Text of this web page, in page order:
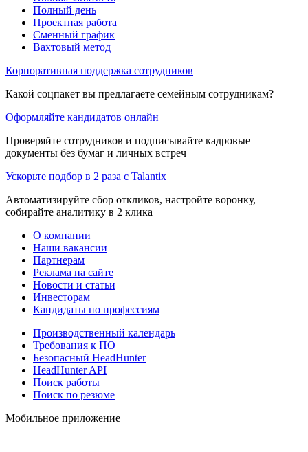
Полный день
Проектная работа
Сменный график
Вахтовый метод
Корпоративная поддержка сотрудников
Какой соцпакет вы предлагаете семейным сотрудникам?
Оформляйте кандидатов онлайн
Проверяйте сотрудников и подписывайте кадровые
документы без бумаг и личных встреч
Ускорьте подбор в 2 раза с Talantix
Автоматизируйте сбор откликов, настройте воронку,
собирайте аналитику в 2 клика
О компании
Наши вакансии
Партнерам
Реклама на сайте
Новости и статьи
Инвесторам
Кандидаты по профессиям
Производственный календарь
Требования к ПО
Безопасный HeadHunter
HeadHunter API
Поиск работы
Поиск по резюме
Мобильное приложение